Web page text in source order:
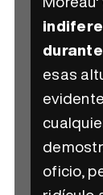
esas
oficio,